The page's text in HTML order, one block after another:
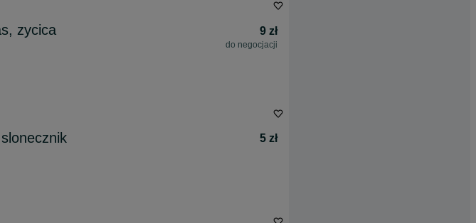
zycica
9 zł
do negocjacji
5 zł